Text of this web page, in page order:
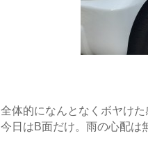
全体的になんとなくボヤけ
今日はB面だけ。雨の心配は